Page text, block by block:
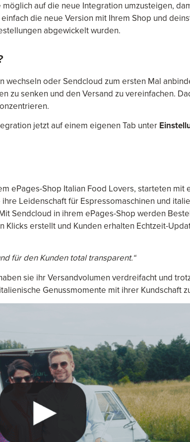
auf die neue Integration umzusteigen,
die neue Version mit Ihrem Shop und
abgewickelt wurden.
wechseln oder Sendcloud zum ersten Mal
zu senken und den Versand zu vereinfachen.
jetzt auf einem eigenen Tab unter
ePages-Shop Italian Food Lovers, starteten mit
Leidenschaft für Espressomaschinen und
Sendcloud in ihrem ePages-Shop werden
Klicks erstellt und Kunden erhalten Echtzeit-
für den Kunden total transparent.“
sie ihr Versandvolumen verdreifacht und
Genussmomente mit ihrer Kundschaft